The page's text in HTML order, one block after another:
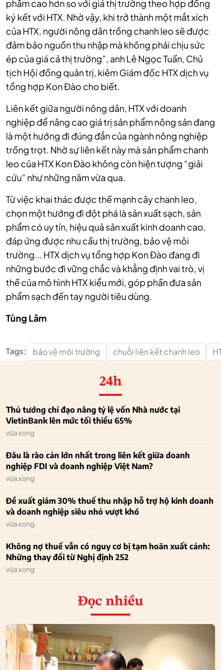
phẩm cao hơn so với giá thị trường theo hợp đồng
ký kết với HTX. Nhờ vậy, khi trở thành một mắt xích
của HTX, người nông dân trồng chanh leo sẽ được
đảm bảo nguồn thu nhập mà không phải chịu sức
ép của giá cả thị trường”, anh Lê Ngọc Tuấn, Chủ
tịch Hội đồng quản trị, kiêm Giám đốc HTX dịch vụ
tổng hợp Kon Đào cho biết.
Liên kết giữa người nông dân, HTX với doanh
nghiệp để nâng cao giá trị sản phẩm nông sản đang
là một hướng đi đúng đắn của ngành nông nghiệp
trồng trọt. Nhờ sự liên kết này mà sản phẩm chanh
leo của HTX Kon Đào không còn hiện tượng “giải
cứu” như những năm vừa qua.
Từ việc khai thác được thế mạnh cây chanh leo,
chọn một hướng đi đột phá là sản xuất sạch, sản
phẩm có uy tín, hiệu quả sản xuất kinh doanh cao,
đáp ứng được nhu cầu thị trường, bảo vệ môi
trường... HTX dịch vụ tổng hợp Kon Đào đang đi
những bước đi vững chắc và khẳng định vai trò, vị
thế của mô hình HTX kiểu mới, góp phần đưa sản
phẩm sạch đến tay người tiêu dùng.
Tùng Lâm
Tags: bảo vệ môi trường chuỗi liên kết chanh leo
24h
Thủ tướng chỉ đạo nâng tỷ lệ vốn Nhà nước tại
VietinBank lên mức tối thiểu 65%
vừa xong
Đâu là rào cản lớn nhất trong liên kết giữa doanh
nghiệp FDI và doanh nghiệp Việt Nam?
vừa xong
Đề xuất giảm 30% thuế thu nhập hỗ trợ hộ kinh doanh
và doanh nghiệp siêu nhỏ vượt khó
vừa xong
Không nợ thuế vẫn có nguy cơ bị tạm hoãn xuất cảnh:
Những thay đổi từ Nghị định 252
vừa xong
Đọc nhiều